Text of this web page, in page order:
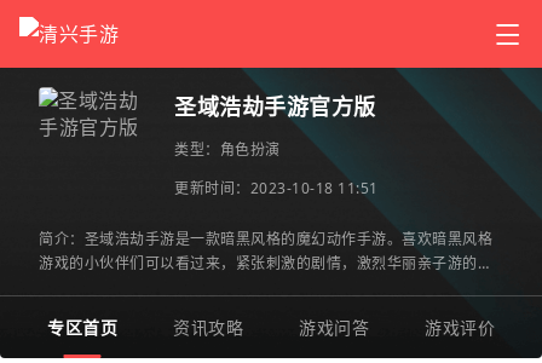
圣域浩劫手游官方版
类型： 角色扮演
更新时间：2023-10-18 11:51
简介：圣域浩劫手游是一款暗黑风格的魔幻动作手游。喜欢暗黑风格
游戏的小伙伴们可以看过来，紧张刺激的剧情，激烈华丽亲子游的战
专区首页 资讯攻略 游戏问答 游戏评价